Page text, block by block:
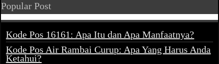
Popular Post
Kode Pos 16161: Apa Itu dan Apa Manfaatnya?
Kode Pos Air Rambai Curup: Apa Yang Harus Anda
Ketahui?